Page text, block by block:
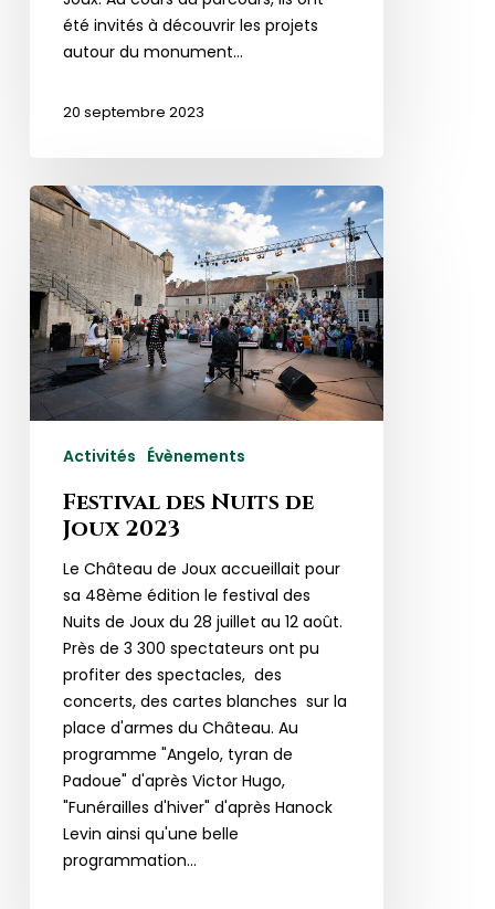
été invités à découvrir les projets
autour du monument…
20 septembre 2023
Festival
des
Nuits
de
Joux
2023
Activités Évènements
Festival des Nuits de
Joux 2023
Le Château de Joux accueillait pour
sa 48ème édition le festival des
Nuits de Joux du 28 juillet au 12 août.
Près de 3 300 spectateurs ont pu
profiter des spectacles, des
concerts, des cartes blanches sur la
place d'armes du Château. Au
programme "Angelo, tyran de
Padoue" d'après Victor Hugo,
"Funérailles d'hiver" d'après Hanock
Levin ainsi qu'une belle
programmation…